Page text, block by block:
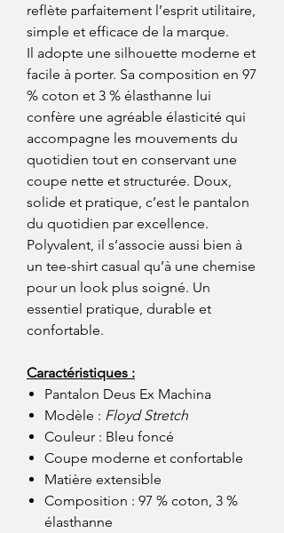
reflète parfaitement l’esprit utilitaire,
simple et efficace de la marque.
Il adopte une silhouette moderne et
facile à porter. Sa composition en 97
% coton et 3 % élasthanne lui
confère une agréable élasticité qui
accompagne les mouvements du
quotidien tout en conservant une
coupe nette et structurée. Doux,
solide et pratique, c’est le pantalon
du quotidien par excellence.
Polyvalent, il s’associe aussi bien à
un tee-shirt casual qu’à une chemise
pour un look plus soigné. Un
essentiel pratique, durable et
confortable.
Caractéristiques :
Pantalon Deus Ex Machina
Modèle : Floyd Stretch
Couleur : Bleu foncé
Coupe moderne et confortable
Matière extensible
Composition : 97 % coton, 3 %
élasthanne